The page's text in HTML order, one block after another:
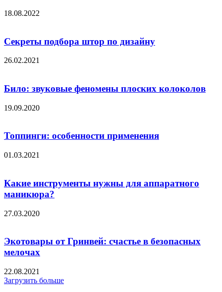
18.08.2022
Секреты подбора штор по дизайну
26.02.2021
Било: звуковые феномены плоских колоколов
19.09.2020
Топпинги: особенности применения
01.03.2021
Какие инструменты нужны для аппаратного
маникюра?
27.03.2020
Экотовары от Гринвей: счастье в безопасных
мелочах
22.08.2021
Загрузить больше